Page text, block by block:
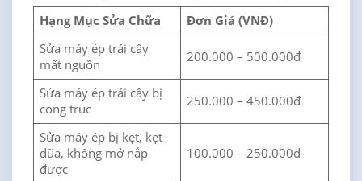
Hạng Mục Sửa Chữa
Đơn Giá (VNĐ)
Sửa máy ép trái cây
mất nguồn
200.000 – 500.000đ
Sửa máy ép trái cây bị
cong trục
250.000 – 450.000đ
Sửa máy ép bị kẹt, kẹt
đũa, không mở nắp
được
100.000 – 250.000đ